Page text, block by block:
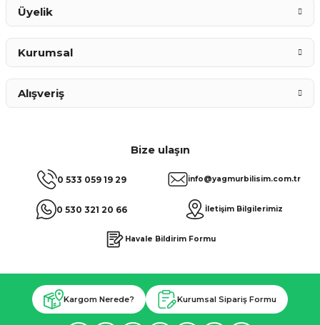
Bize ulaşın
0 533 059 19 29
0 530 321 20 66
info@yagmurbilisim.com.tr
İletişim Bilgilerimiz
Havale Bildirim Formu
Üyelik
Kurumsal
Alışveriş
Kargom Nerede? Kurumsal Sipariş Formu